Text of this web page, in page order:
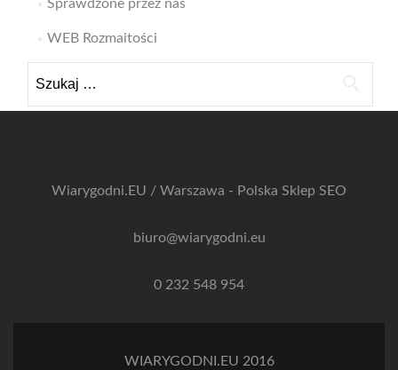
Sprawdzone przez nas
WEB Rozmaitości
Wiarygodni.EU / Warszawa - Polska Sklep SEO
biuro@wiarygodni.eu
0 232 548 954
WIARYGODNI.EU 2016